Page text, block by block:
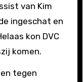
van Kim
ingeschat en
kon DVC
komen.
tegen